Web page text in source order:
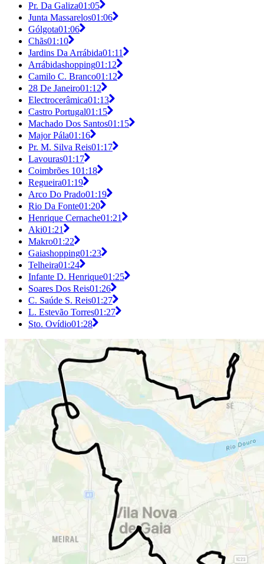
Pr. Da Galiza01:05
Junta Massarelos01:06
Gólgota01:06
Chãs01:10
Jardins Da Arrábida01:11
Arrábidashopping01:12
Camilo C. Branco01:12
28 De Janeiro01:12
Electrocerâmica01:13
Castro Portugal01:15
Machado Dos Santos01:15
Major Pála01:16
Pr. M. Silva Reis01:17
Lavouras01:17
Coimbrões 101:18
Regueira01:19
Arco Do Prado01:19
Rio Da Fonte01:20
Henrique Cernache01:21
Aki01:21
Makro01:22
Gaiashopping01:23
Telheira01:24
Infante D. Henrique01:25
Soares Dos Reis01:26
C. Saúde S. Reis01:27
L. Estevão Torres01:27
Sto. Ovídio01:28